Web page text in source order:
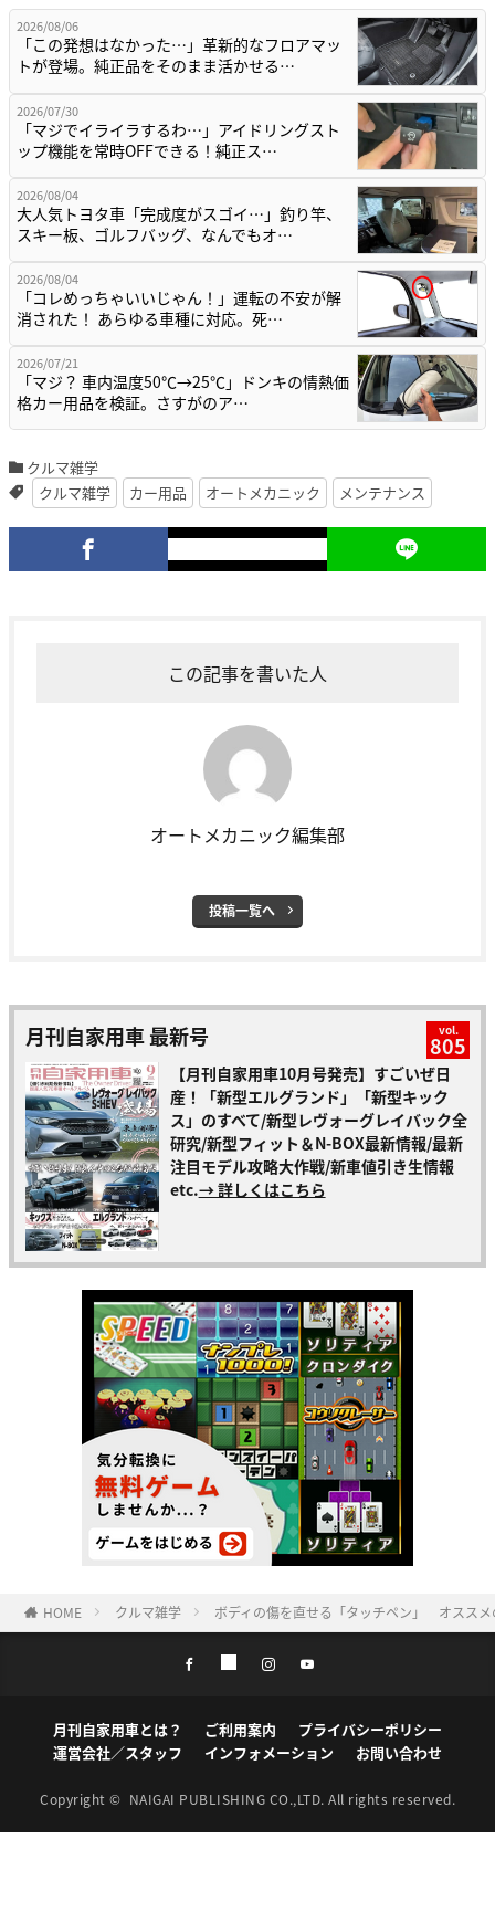
2026/08/06
「この発想はなかった…」革新的なフロアマッ
トが登場。純正品をそのまま活かせる…
2026/07/30
「マジでイライラするわ…」アイドリングスト
ップ機能を常時OFFできる！純正ス…
2026/08/04
大人気トヨタ車「完成度がスゴイ…」釣り竿、
スキー板、ゴルフバッグ、なんでもオ…
2026/08/04
「コレめっちゃいいじゃん！」運転の不安が解
消された！ あらゆる車種に対応。死…
2026/07/21
「マジ？ 車内温度50℃→25℃」ドンキの情熱価
格カー用品を検証。さすがのア…
クルマ雑学
クルマ雑学
カー用品 オートメカニック メンテナンス
この記事を書いた人
オートメカニック編集部
投稿一覧へ
月刊自家用車 最新号 vol.
805
【月刊自家用車10月号発売】すごいぜ日
産！「新型エルグランド」「新型キック
ス」のすべて/新型レヴォーグレイバック全
研究/新型フィット＆N-BOX最新情報/最新
注目モデル攻略大作戦/新車値引き生情報
etc.→ 詳しくはこちら
HOME クルマ雑学 ボディの傷を直せる「タッチペン」 オスス
月刊自家用車とは？ ご利用案内
プライバシーポリシー
運営会社／スタッフ
インフォメーション お問い合わせ
Copyright © NAIGAI PUBLISHING CO.,LTD. All rights reserved.